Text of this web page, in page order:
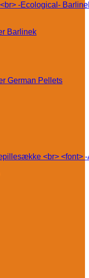
Barlinek
German Pellets